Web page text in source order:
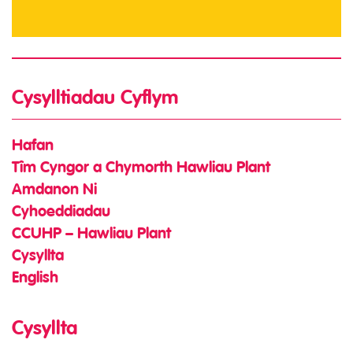
Cysylltiadau Cyflym
Hafan
Tîm Cyngor a Chymorth Hawliau Plant
Amdanon Ni
Cyhoeddiadau
CCUHP – Hawliau Plant
Cysyllta
English
Cysyllta